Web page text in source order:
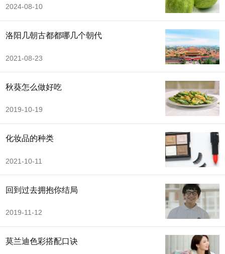
2024-08-10
洛阳几朝古都都哪几个朝代
2021-08-23
秋葵怎么做好吃
2019-10-19
化妆品的种类
2021-10-11
回到过去拥抱你结局
2019-11-12
莫兰迪色彩搭配口诀